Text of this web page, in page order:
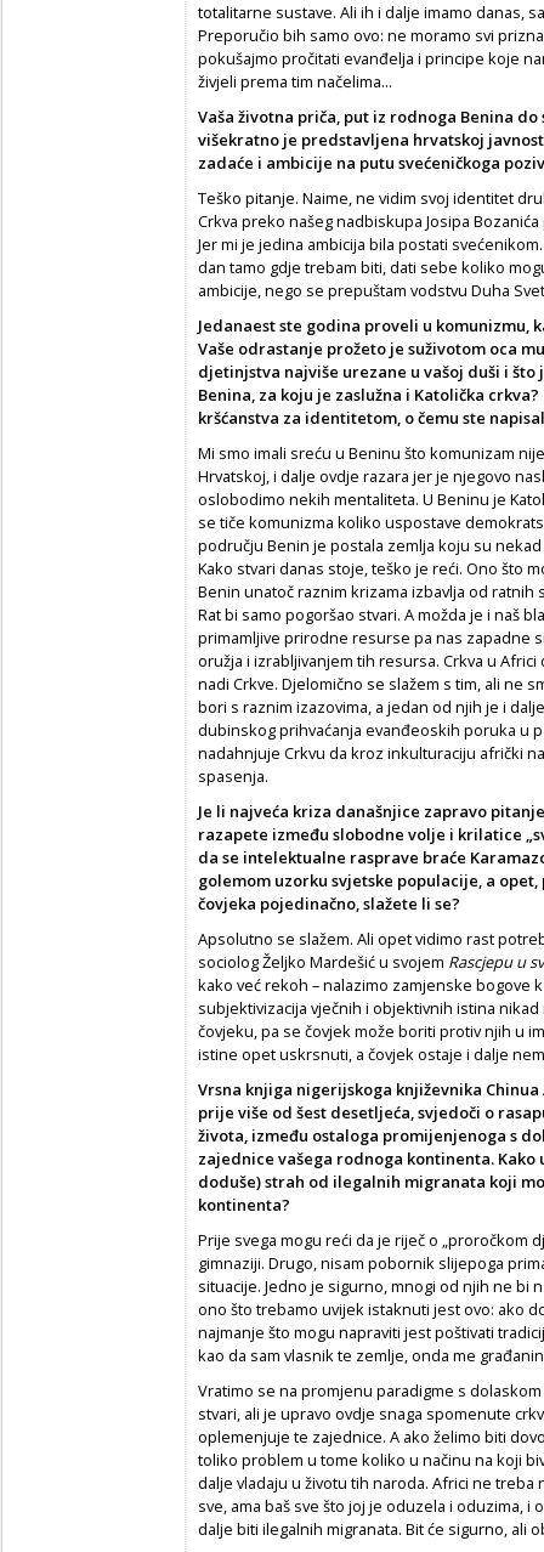
totalitarne sustave. Ali ih i dalje imamo danas,
Preporučio bih samo ovo: ne moramo svi
pokušajmo pročitati evanđelja i principe koje
živjeli prema tim načelima...
Vaša životna priča, put iz rodnoga Benina
višekratno je predstavljena hrvatskoj
zadaće i ambicije na putu svećeničkoga
Teško pitanje. Naime, ne vidim svoj identitet
Crkva preko našeg nadbiskupa Josipa
Jer mi je jedina ambicija bila postati
dan tamo gdje trebam biti, dati sebe koliko
ambicije, nego se prepuštam vodstvu Duha
Jedanaest ste godina proveli u komunizmu,
Vaše odrastanje prožeto je suživotom oca
djetinjstva najviše urezane u vašoj duši i
Benina, za koju je zaslužna i Katolička
kršćanstva za identitetom, o čemu ste
Mi smo imali sreću u Beninu što komunizam
Hrvatskoj, i dalje ovdje razara jer je njegovo
oslobodimo nekih mentaliteta. U Beninu je
se tiče komunizma koliko uspostave
području Benin je postala zemlja koju su
Kako stvari danas stoje, teško je reći. Ono što
Benin unatoč raznim krizama izbavlja od ratnih
Rat bi samo pogoršao stvari. A možda je i naš
primamljive prirodne resurse pa nas zapadne
oružja i izrabljivanjem tih resursa. Crkva u
nadi Crkve. Djelomično se slažem s tim, ali ne
bori s raznim izazovima, a jedan od njih je i
dubinskog prihvaćanja evanđeoskih poruka u
nadahnjuje Crkvu da kroz inkulturaciju afrički
spasenja.
Je li najveća kriza današnjice zapravo
razapete između slobodne volje i krilatice
da se intelektualne rasprave braće
golemom uzorku svjetske populacije, a
čovjeka pojedinačno, slažete li se?
Apsolutno se slažem. Ali opet vidimo rast
sociolog Željko Mardešić u svojem Rascjepu u
kako već rekoh – nalazimo zamjenske bogove
subjektivizacija vječnih i objektivnih istina
čovjeku, pa se čovjek može boriti protiv njih u
istine opet uskrsnuti, a čovjek ostaje i dalje
Vrsna knjiga nigerijskoga književnika
prije više od šest desetljeća, svjedoči o
života, između ostaloga promijenjenoga s
zajednice vašega rodnoga kontinenta.
doduše) strah od ilegalnih migranata koji
kontinenta?
Prije svega mogu reći da je riječ o „proročkom
gimnaziji. Drugo, nisam pobornik slijepoga
situacije. Jedno je sigurno, mnogi od njih ne bi
ono što trebamo uvijek istaknuti jest ovo: ako
najmanje što mogu napraviti jest poštivati
kao da sam vlasnik te zemlje, onda me
Vratimo se na promjenu paradigme s
stvari, ali je upravo ovdje snaga spomenute
oplemenjuje te zajednice. A ako želimo biti
toliko problem u tome koliko u načinu na koji
dalje vladaju u životu tih naroda. Africi ne treba
sve, ama baš sve što joj je oduzela i oduzima, i
dalje biti ilegalnih migranata. Bit će sigurno, ali